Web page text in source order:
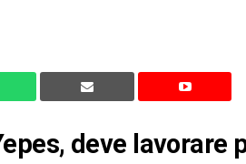
deve lavorare